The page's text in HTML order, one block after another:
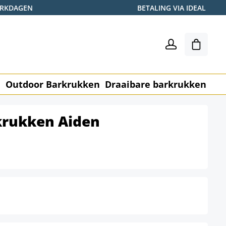
BETALING VIA IDEAL
Outdoor Barkrukken Draaibare barkrukken
Aiden